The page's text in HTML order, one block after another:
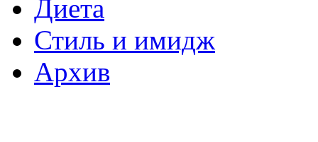
Диета
Стиль и имидж
Архив